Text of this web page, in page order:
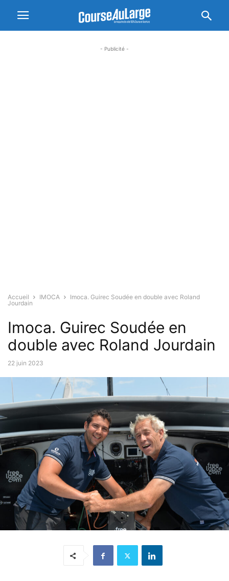
- Publicité -
Accueil IMOCA
Imoca. Guirec Soudée en double avec Roland
Jourdain
Imoca. Guirec Soudée en
double avec Roland Jourdain
22 juin 2023